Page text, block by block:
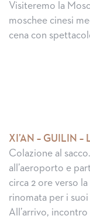
Visiteremo la
moschee cinesi
cena con
XI’AN – GUILIN –
Colazione al
all’aeroporto e
circa 2 ore verso
rinomata per i
All’arrivo,